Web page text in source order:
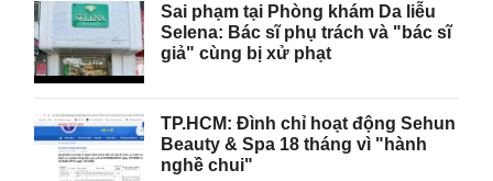
Sai phạm tại Phòng khám Da liễu
Selena: Bác sĩ phụ trách và "bác sĩ
giả" cùng bị xử phạt
TP.HCM: Đình chỉ hoạt động Sehun
Beauty & Spa 18 tháng vì "hành
nghề chui"